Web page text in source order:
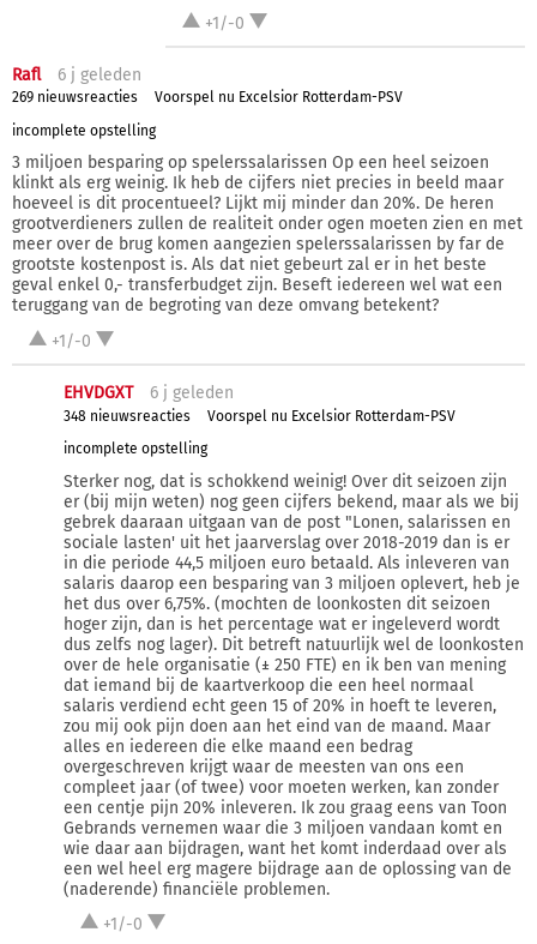
+1/-0
Rafl 6 j geleden
269 nieuwsreacties
Voorspel nu Excelsior Rotterdam-PSV
incomplete opstelling
3 miljoen besparing op spelerssalarissen Op een heel seizoen
klinkt als erg weinig. Ik heb de cijfers niet precies in beeld maar
hoeveel is dit procentueel? Lijkt mij minder dan 20%. De heren
grootverdieners zullen de realiteit onder ogen moeten zien en met
meer over de brug komen aangezien spelerssalarissen by far de
grootste kostenpost is. Als dat niet gebeurt zal er in het beste
geval enkel 0,- transferbudget zijn. Beseft iedereen wel wat een
teruggang van de begroting van deze omvang betekent?
+1/-0
EHVDGXT 6 j geleden
348 nieuwsreacties
Voorspel nu Excelsior Rotterdam-PSV
incomplete opstelling
Sterker nog, dat is schokkend weinig! Over dit seizoen zijn
er (bij mijn weten) nog geen cijfers bekend, maar als we bij
gebrek daaraan uitgaan van de post "Lonen, salarissen en
sociale lasten' uit het jaarverslag over 2018-2019 dan is er
in die periode 44,5 miljoen euro betaald. Als inleveren van
salaris daarop een besparing van 3 miljoen oplevert, heb je
het dus over 6,75%. (mochten de loonkosten dit seizoen
hoger zijn, dan is het percentage wat er ingeleverd wordt
dus zelfs nog lager). Dit betreft natuurlijk wel de loonkosten
over de hele organisatie (± 250 FTE) en ik ben van mening
dat iemand bij de kaartverkoop die een heel normaal
salaris verdiend echt geen 15 of 20% in hoeft te leveren,
zou mij ook pijn doen aan het eind van de maand. Maar
alles en iedereen die elke maand een bedrag
overgeschreven krijgt waar de meesten van ons een
compleet jaar (of twee) voor moeten werken, kan zonder
een centje pijn 20% inleveren. Ik zou graag eens van Toon
Gebrands vernemen waar die 3 miljoen vandaan komt en
wie daar aan bijdragen, want het komt inderdaad over als
een wel heel erg magere bijdrage aan de oplossing van de
(naderende) financiële problemen.
+1/-0